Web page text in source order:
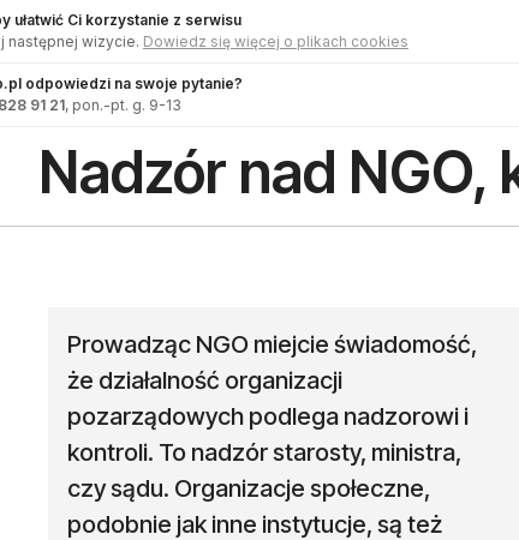
ułatwić Ci korzystanie z serwisu
następnej wizycie. Dowiedz się więcej o plikach cookies
odpowiedzi na swoje pytanie?
91 21, pon.-pt. g. 9-13
Nadzór nad NGO,
Prowadząc NGO miejcie świadomość,
że działalność organizacji
pozarządowych podlega nadzorowi i
kontroli. To nadzór starosty, ministra,
czy sądu. Organizacje społeczne,
podobnie jak inne instytucje, są też